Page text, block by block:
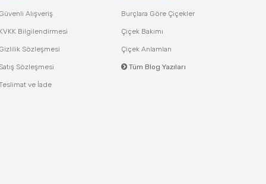
Güvenli Alışveriş
KVKK Bilgilendirmesi
Gizlilik Sözleşmesi
Satış Sözleşmesi
ve İade
Burçlara Göre Çiçekler
Çiçek Bakımı
Çiçek Anlamları
Tüm Blog Yazıları